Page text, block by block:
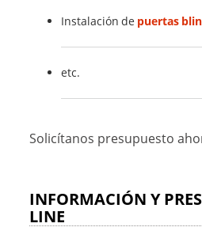
Instalación de puertas
etc.
Solicítanos presupuesto
INFORMACIÓN Y
LINE